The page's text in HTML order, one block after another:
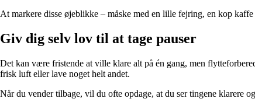
At markere disse øjeblikke – måske med en lille fejring, en kop
Giv dig selv lov til at tage pauser
Det kan være fristende at ville klare alt på én gang, men
frisk luft eller lave noget helt andet.
Når du vender tilbage, vil du ofte opdage, at du ser tingene klarere